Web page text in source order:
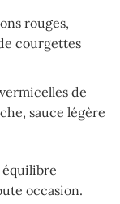
rouges,
courgettes
de
sauce légère
équilibre
occasion.